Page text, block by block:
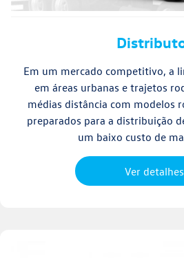
Em um mercado competitivo, a
em áreas urbanas e trajetos
médias distância com modelos
preparados para a distribuição
um baixo custo de
Ver detalhes